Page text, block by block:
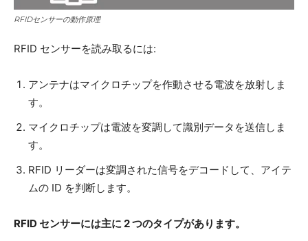
RFIDセンサーの動作原理
RFID センサーを読み取るには:
アンテナはマイクロチップを作動させる電波を放射しま
す。
マイクロチップは電波を変調して識別データを送信しま
す。
RFID リーダーは変調された信号をデコードして、アイテ
ムの ID を判断します。
RFID センサーには主に 2 つのタイプがあります。